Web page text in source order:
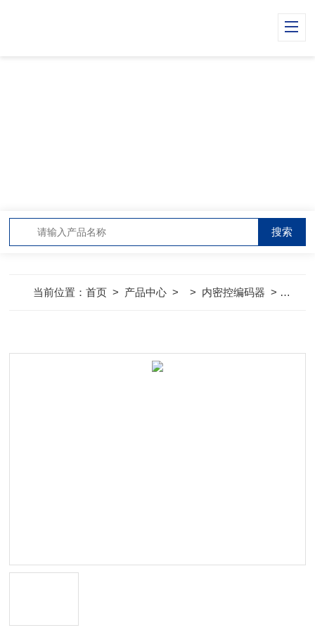
当前位置：首页 > 产品中心 > > 内密控编码器 > 内密